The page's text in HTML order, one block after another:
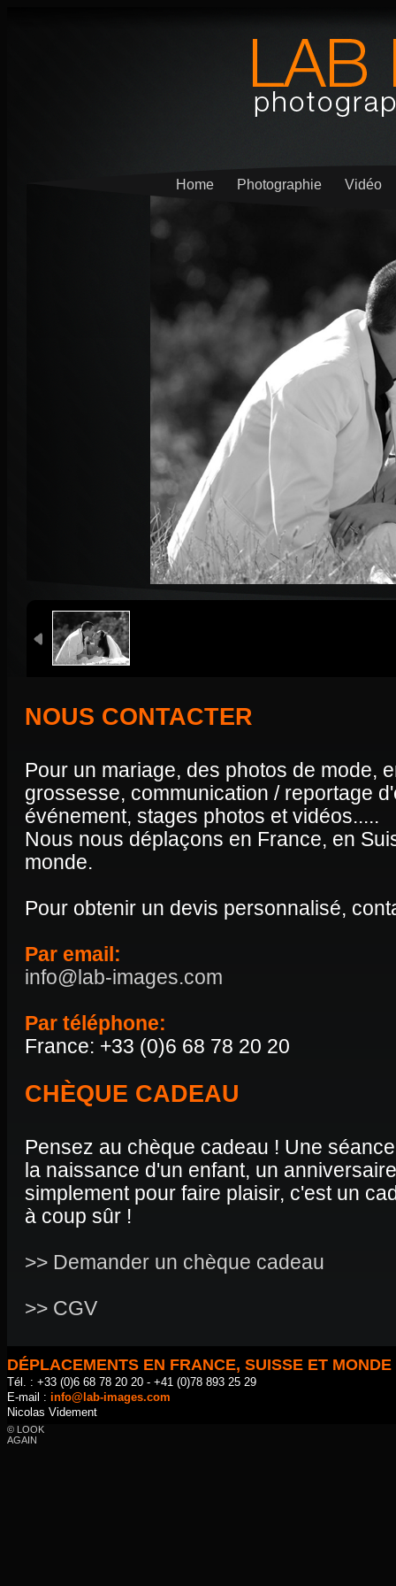
Home Photographie Vidéo
NOUS CONTACTER
Pour un mariage, des photos de mode,
grossesse, communication / reportage
événement, stages photos et vidéos.....
Nous nous déplaçons en France, en
monde.
Pour obtenir un devis personnalisé,
Par email:
info@lab-images.com
Par téléphone:
France: +33 (0)6 68 78 20 20
CHÈQUE CADEAU
Pensez au chèque cadeau ! Une
la naissance d'un enfant, un
simplement pour faire plaisir, c'est un
à coup sûr !
>> Demander un chèque cadeau
>> CGV
DÉPLACEMENTS EN FRANCE, SUISSE ET MONDE
Tél. : +33 (0)6 68 78 20 20 - +41 (0)78 893 25 29
E-mail : info@lab-images.com
Nicolas Videment
© LOOK
AGAIN